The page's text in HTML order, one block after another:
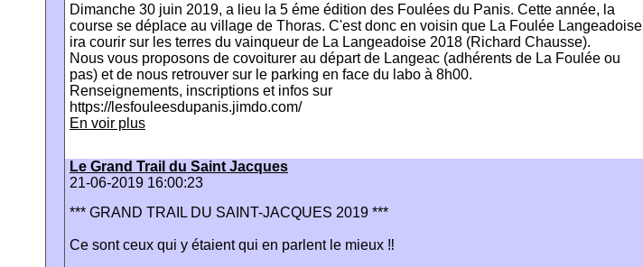
Dimanche 30 juin 2019, a lieu la 5 éme édition des Foulées du Panis. Cette année, la
course se déplace au village de Thoras. C'est donc en voisin que La Foulée Langeadoise
ira courir sur les terres du vainqueur de La Langeadoise 2018 (Richard Chausse).
Nous vous proposons de covoiturer au départ de Langeac (adhérents de La Foulée ou
pas) et de nous retrouver sur le parking en face du labo à 8h00.
Renseignements, inscriptions et infos sur
https://lesfouleesdupanis.jimdo.com/
En voir plus
Le Grand Trail du Saint Jacques
21-06-2019 16:00:23
*** GRAND TRAIL DU SAINT-JACQUES 2019 ***
Ce sont ceux qui y étaient qui en parlent le mieux ‼️